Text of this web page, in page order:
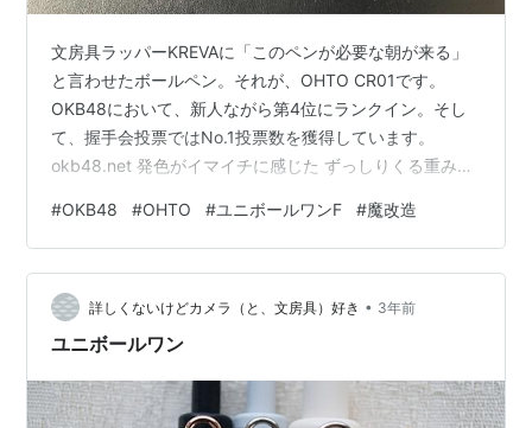
文房具ラッパーKREVAに「このペンが必要な朝が来る」
と言わせたボールペン。それが、OHTO CR01です。
OKB48において、新人ながら第4位にランクイン。そし
て、握手会投票ではNo.1投票数を獲得しています。
okb48.net 発色がイマイチに感じた ずっしりくる重みと
した。 書きやすい一方、発色が気になり始めました。水
性ボールペンだからなのか、黒色が薄く感じてしまうの
です。また、インクの乾きが遅くて、書いた後に指を載
せたりすると文字が滲んでしまうのです。 それまでユニ
ボールワンFを使用していました。ユニボールワンFが使
#OKB48 #OHTO #ユニボールワンF #魔改造
詳しくないけどカメラ（と、文房具）好き • 3年前
ユニボールワン